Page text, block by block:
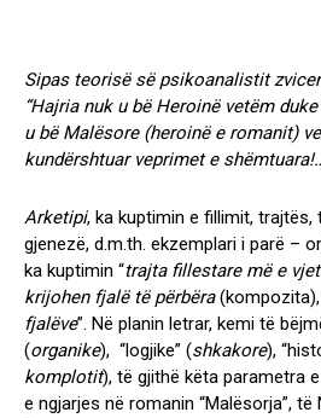
Sipas teorisë së psikoanalistit
“Hajria nuk u bë Heroinë vetëm
u bë Malësore (heroinë e romanit)
kundërshtuar veprimet e
Arketipi, ka kuptimin e fillimit,
gjenezë, d.m.th. ekzemplari i parë –
ka kuptimin “trajta fillestare më e
krijohen fjalë të përbëra(kompozita),
fjalëve”. Në planin letrar, kemi të
(organike), “logjike” (shkakore),
komplotit), të gjithë këta parametra
e ngjarjes në romanin “Malësorja”, të